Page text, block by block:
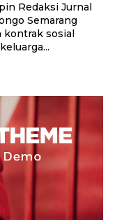
Redaksi Jurnal
Semarang
kontrak sosial